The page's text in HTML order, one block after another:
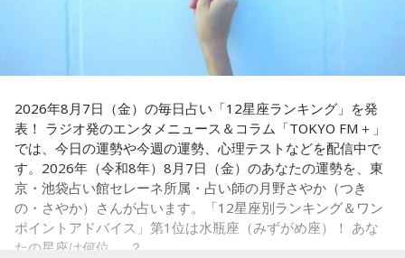
「福岡って大物議員がたくさんいました。その中で藏内
さんはどういう位置づけか。麻生さん、武田さん、かつては
古賀誠さん、山崎拓さん、村上正邦さん、といった方も。大
物が同じ県内にたくさんいることが、ドンを生み出す第2の条
件です」
長野 「はい」
常井 「というのは、県議会の自民党も国会議員の系列ごとに
分かれていて。知事選や市長選があると保守分裂になってし
嘘みたいな話で」と振り返るように、突然始まった新生活に
戸惑い、転校先でも誰とも話せない日々が続きました。
孤独を感じるなかで、「何かしなきゃ」との思いから、クラ
る」という気づきを得て、掃除の時間に机の上で松田聖子さ
んの「青い珊瑚礁」を歌いながら一発芸を披露。最初は教室
が静まり返ったものの、その後は「あんなに無口だった転校
生が急に変なことをやり出した」と話題になり、「お前、お
もろいな」「遊ぼうや」と友達の輪が一気に広がったといい
ます。
この出来事をきっかけに、「笑いは武器になる」と実感。
2026年8月7日（金）の毎日占い「12星座ランキング」を発
表！ ラジオ発のエンタメニュース＆コラム「TOKYO FM＋」
では、今日の運勢や今週の運勢、心理テストなどを配信中で
す。2026年（令和8年）8月7日（金）のあなたの運勢を、東
京・池袋占い館セレーネ所属・占い師の月野さやか（つき
の・さやか）さんが占います。「12星座別ランキング＆ワン
ポイントアドバイス」第1位は水瓶座（みずがめ座）！ あな
たの星座は何位……？